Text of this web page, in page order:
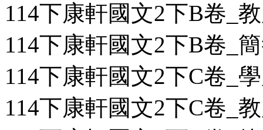
114下康軒國文2下B卷_
114下康軒國文2下B卷_
114下康軒國文2下C卷_
114下康軒國文2下C卷_